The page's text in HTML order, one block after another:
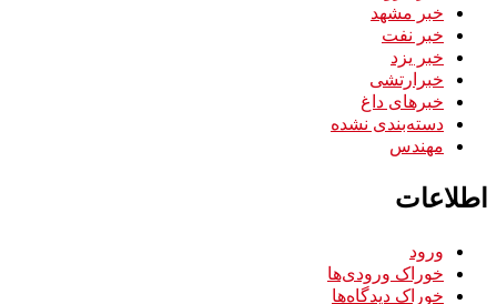
خبر مشهد
خبر نفت
خبر یزد
خبرارتشی
خبرهای داغ
دسته‌بندی نشده
مهندس
اطلاعات
ورود
خوراک ورودی‌ها
خوراک دیدگاه‌ها